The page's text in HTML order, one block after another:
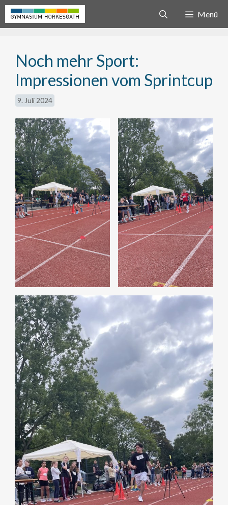
Zum
Inhalt
Menü
Noch mehr Sport:
Impressionen vom Sprintcup
9. Juli 2024